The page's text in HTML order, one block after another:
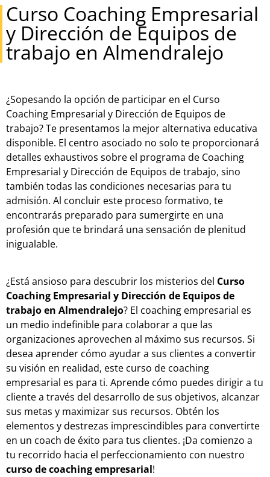
Curso Coaching Empresarial
y Dirección de Equipos de
trabajo en Almendralejo
¿Sopesando la opción de participar en el Curso
Coaching Empresarial y Dirección de Equipos de
trabajo? Te presentamos la mejor alternativa educativa
disponible. El centro asociado no solo te proporcionará
detalles exhaustivos sobre el programa de Coaching
Empresarial y Dirección de Equipos de trabajo, sino
también todas las condiciones necesarias para tu
admisión. Al concluir este proceso formativo, te
encontrarás preparado para sumergirte en una
profesión que te brindará una sensación de plenitud
inigualable.
¿Está ansioso para descubrir los misterios del Curso
Coaching Empresarial y Dirección de Equipos de
trabajo en Almendralejo? El coaching empresarial es
un medio indefinible para colaborar a que las
organizaciones aprovechen al máximo sus recursos. Si
desea aprender cómo ayudar a sus clientes a convertir
su visión en realidad, este curso de coaching
empresarial es para ti. Aprende cómo puedes dirigir a tu
cliente a través del desarrollo de sus objetivos, alcanzar
sus metas y maximizar sus recursos. Obtén los
elementos y destrezas imprescindibles para convertirte
en un coach de éxito para tus clientes. ¡Da comienzo a
tu recorrido hacia el perfeccionamiento con nuestro
curso de coaching empresarial!